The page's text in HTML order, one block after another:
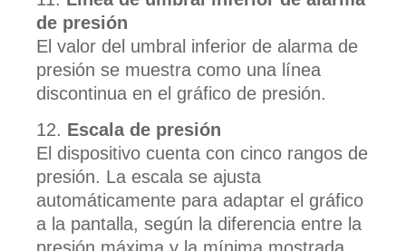
de presión
El valor del umbral inferior de alarma de
presión se muestra como una línea
discontinua en el gráfico de presión.
Escala de presión
El dispositivo cuenta con cinco rangos de
presión. La escala se ajusta
automáticamente para adaptar el gráfico
a la pantalla, según la diferencia entre la